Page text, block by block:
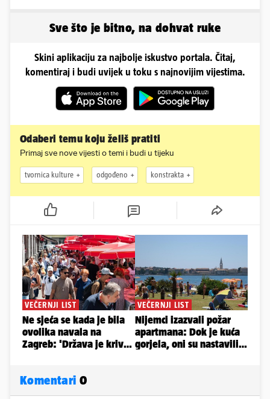
Sve što je bitno, na dohvat ruke
Skini aplikaciju za najbolje iskustvo portala. Čitaj,
komentiraj i budi uvijek u toku s najnovijim vijestima.
Odaberi temu koju želiš pratiti
Primaj sve nove vijesti o temi i budi u tijeku
tvornica kulture odgođeno konstrakta
Komentari 0